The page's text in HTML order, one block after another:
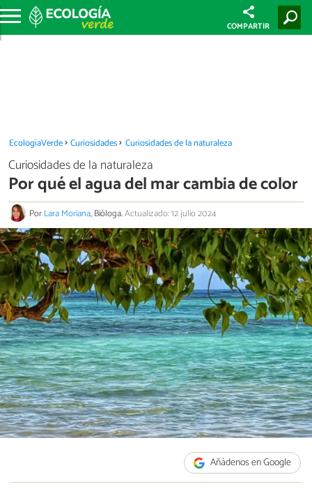
COMPARTIR
EcologíaVerde Curiosidades Curiosidades de la naturaleza
Curiosidades de la naturaleza
Por qué el agua del mar cambia de color
PorLara Moriana, Bióloga.Actualizado: 12 julio 2024
Añádenos en Google